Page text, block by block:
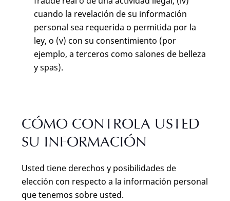
cuando la revelación de su información
personal sea requerida o permitida por la
ley, o (v) con su consentimiento (por
ejemplo, a terceros como salones de belleza
y spas).
CÓMO CONTROLA USTED
SU INFORMACIÓN
Usted tiene derechos y posibilidades de
elección con respecto a la información personal
que tenemos sobre usted.